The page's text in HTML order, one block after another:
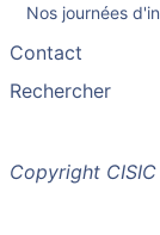
Nos journées
Contact
Rechercher
Copyright